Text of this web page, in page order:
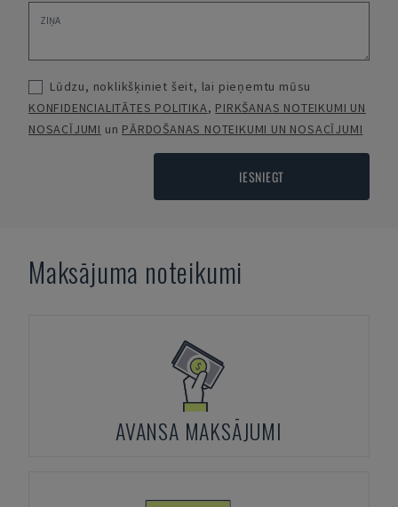
Lūdzu, noklikšķiniet šeit, lai pieņemtu mūsu
KONFIDENCIALITĀTES POLITIKA, PIRKŠANAS NOTEIKUMI UN
NOSACĪJUMI un PĀRDOŠANAS NOTEIKUMI UN NOSACĪJUMI
IESNIEGT
Maksājuma noteikumi
AVANSA MAKSĀJUMI